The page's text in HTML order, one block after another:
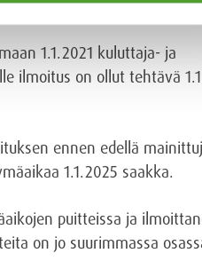
1.1.2021 kuluttaja- ja
ilmoitus on ollut tehtävä
ennen edellä
1.1.2025 saakka.
puitteissa ja
on jo suurimmassa